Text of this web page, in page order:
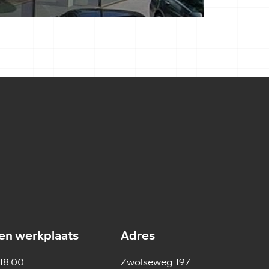
werkplaats Adres
Zwolseweg 197